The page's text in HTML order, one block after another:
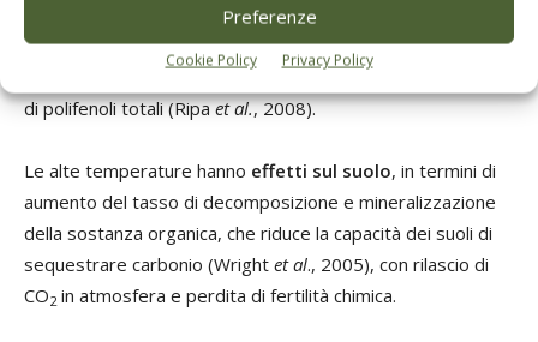
Preferenze
Cookie Policy Privacy Policy
accompagnato da un incremento degli acidi palmitico e/o
linoleico (Lombardoet al., 2008); temperature molto
elevate causerebbero inoltre una riduzione del contenuto
di polifenoli totali (Ripaet al., 2008).
Le alte temperature hanno effetti sul suolo, in termini di
aumento del tasso di decomposizione e mineralizzazione
della sostanza organica, che riduce la capacità dei suoli di
sequestrare carbonio (Wright et al., 2005), con rilascio di
CO2 in atmosfera e perdita di fertilità chimica.